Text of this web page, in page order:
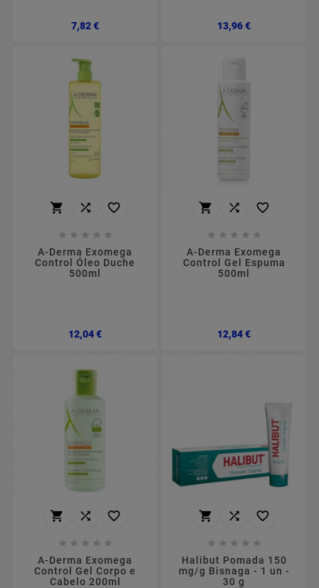
7,82 €Preço 13,96 €Preço
  
    
A-Derma Exomega
Control Óleo Duche
500ml
12,04 €Preço
  
    
A-Derma Exomega
Control Gel Espuma
500ml
12,84 €Preço
  
    
A-Derma Exomega
Control Gel Corpo e
Cabelo 200ml
  
    
Halibut Pomada 150
mg/g Bisnaga - 1 un -
30 g